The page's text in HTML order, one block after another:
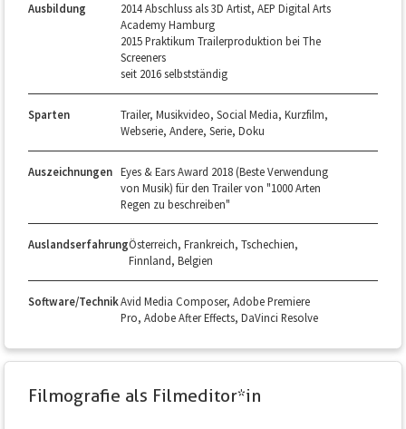
Ausbildung
2014 Abschluss als 3D Artist, AEP Digital Arts
Academy Hamburg
2015 Praktikum Trailerproduktion bei The
Screeners
seit 2016 selbstständig
Sparten
Trailer, Musikvideo, Social Media, Kurzfilm,
Webserie, Andere, Serie, Doku
Auszeichnungen Eyes & Ears Award 2018 (Beste Verwendung
von Musik) für den Trailer von "1000 Arten
Regen zu beschreiben"
AuslandserfahrungÖsterreich, Frankreich, Tschechien,
Finnland, Belgien
Software/TechnikAvid Media Composer, Adobe Premiere
Pro, Adobe After Effects, DaVinci Resolve
Filmografie als Filmeditor*in